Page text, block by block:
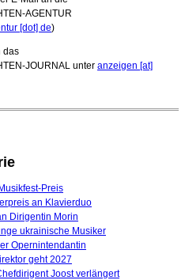
AGENTUR
[dot] de)
das
JOURNAL unter anzeigen [at]
Preis
an Klavierduo
Dirigentin Morin
ukrainische Musiker
Opernintendantin
geht 2027
Joost verlängert